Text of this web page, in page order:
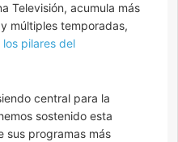
Televisión, acumula más
múltiples temporadas,
pilares del
central para la
sostenido esta
sus programas más